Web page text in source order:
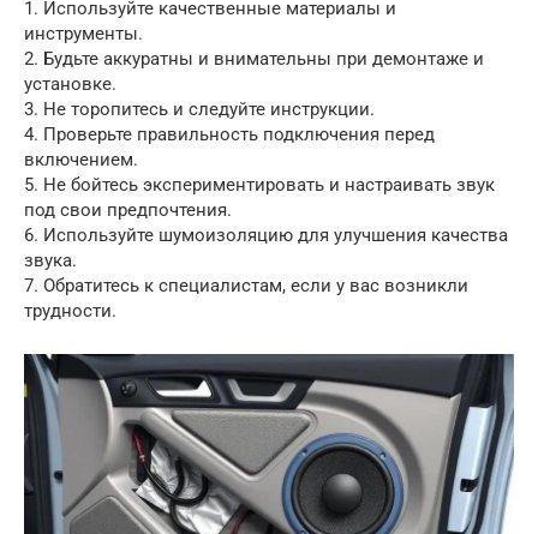
1. Используйте качественные материалы и
инструменты.
2. Будьте аккуратны и внимательны при демонтаже и
установке.
3. Не торопитесь и следуйте инструкции.
4. Проверьте правильность подключения перед
включением.
5. Не бойтесь экспериментировать и настраивать звук
под свои предпочтения.
6. Используйте шумоизоляцию для улучшения качества
звука.
7. Обратитесь к специалистам, если у вас возникли
трудности.